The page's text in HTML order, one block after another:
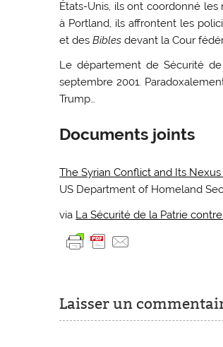
États-Unis, ils ont coordonné
à Portland, ils affrontent les
et desBibles devant la Cour
Le département de Sécurité
septembre 2001.
Trump…
Documents joints
The Syrian Conflict and Its
US Department of Homeland
via La Sécurité de la Patrie
Laisser un